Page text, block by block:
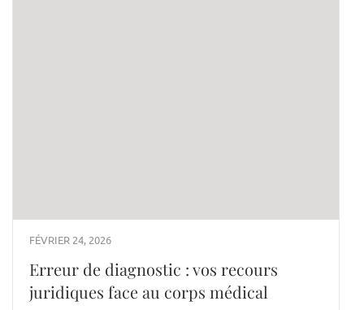
FÉVRIER 24, 2026
Erreur de diagnostic : vos recours
juridiques face au corps médical